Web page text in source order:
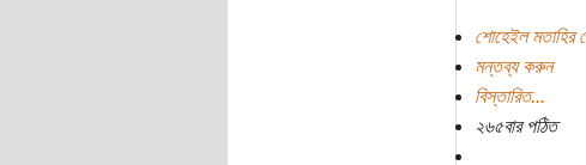
শোহেইল মতাহির
মন্তব্য করুন
বিস্তারিত...
২৬৫বার পঠিত